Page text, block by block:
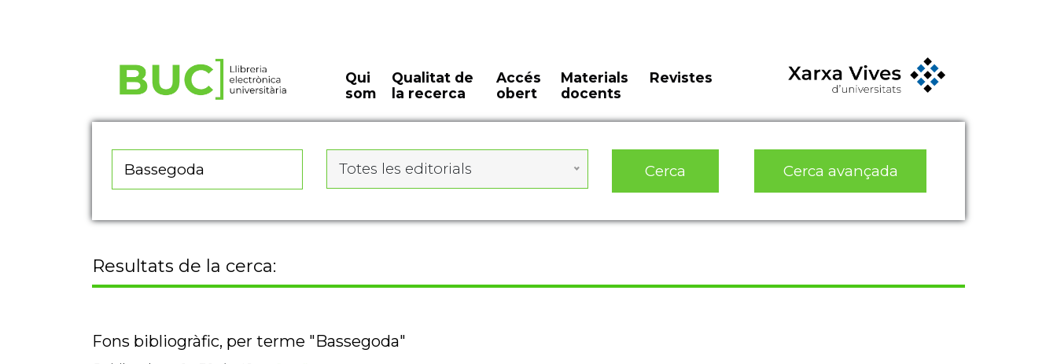
Qui
som
Qualitat de
la recerca
Accés
obert
Materials
docents
Revistes
Totes les editorials Cerca Cerca avançada
Resultats de la cerca:
Fons bibliogràfic, per terme "Bassegoda"